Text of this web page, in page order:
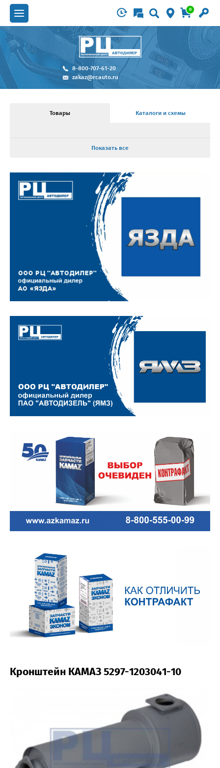
0
8-800-707-61-20
zakaz@rcauto.ru
Товары Каталоги и схемы
Показать все
Кронштейн КАМАЗ 5297-1203041-10